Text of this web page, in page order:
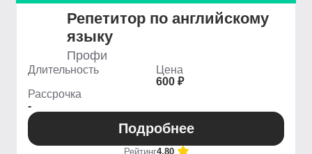
Репетитор по английскому
языку
Профи
Длительность
Цена
600 ₽
Рассрочка
-
Подробнее
Рейтинг4.80